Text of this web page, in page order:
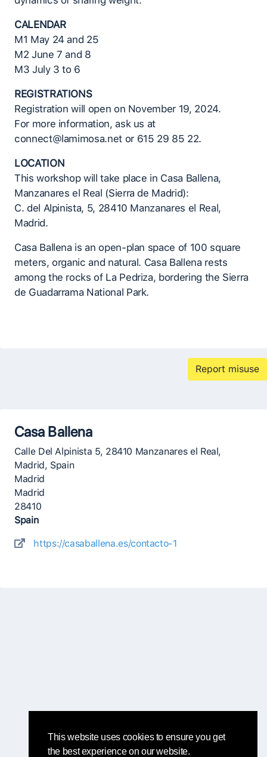
This website uses cookies to ensure you get
the best experience on our website.
CALENDAR
M1 May 24 and 25
M2 June 7 and 8
M3 July 3 to 6
REGISTRATIONS
Registration will open on November 19, 2024.
For more information, ask us at
connect@lamimosa.net or 615 29 85 22.
LOCATION
This workshop will take place in Casa Ballena,
Manzanares el Real (Sierra de Madrid):
C. del Alpinista, 5, 28410 Manzanares el Real,
Madrid.
Casa Ballena is an open-plan space of 100 square
meters, organic and natural. Casa Ballena rests
among the rocks of La Pedriza, bordering the Sierra
de Guadarrama National Park.
Report misuse
Casa Ballena
Calle Del Alpinista 5, 28410 Manzanares el Real,
Madrid, Spain
Madrid
Madrid
28410
Spain
https://casaballena.es/contacto-1